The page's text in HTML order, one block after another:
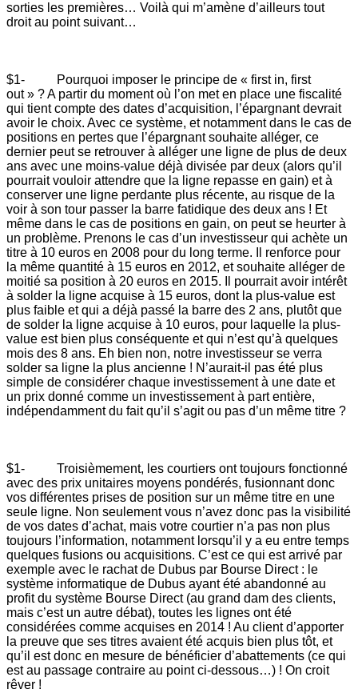
sorties les premières… Voilà qui m’amène d’ailleurs tout
droit au point suivant…
$1- Pourquoi imposer le principe de « first in, first
out » ? A partir du moment où l’on met en place une fiscalité
qui tient compte des dates d’acquisition, l’épargnant devrait
avoir le choix. Avec ce système, et notamment dans le cas de
positions en pertes que l’épargnant souhaite alléger, ce
dernier peut se retrouver à alléger une ligne de plus de deux
ans avec une moins-value déjà divisée par deux (alors qu’il
pourrait vouloir attendre que la ligne repasse en gain) et à
conserver une ligne perdante plus récente, au risque de la
voir à son tour passer la barre fatidique des deux ans ! Et
même dans le cas de positions en gain, on peut se heurter à
un problème. Prenons le cas d’un investisseur qui achète un
titre à 10 euros en 2008 pour du long terme. Il renforce pour
la même quantité à 15 euros en 2012, et souhaite alléger de
moitié sa position à 20 euros en 2015. Il pourrait avoir intérêt
à solder la ligne acquise à 15 euros, dont la plus-value est
plus faible et qui a déjà passé la barre des 2 ans, plutôt que
de solder la ligne acquise à 10 euros, pour laquelle la plus-
value est bien plus conséquente et qui n’est qu’à quelques
mois des 8 ans. Eh bien non, notre investisseur se verra
solder sa ligne la plus ancienne ! N’aurait-il pas été plus
simple de considérer chaque investissement à une date et
un prix donné comme un investissement à part entière,
indépendamment du fait qu’il s’agit ou pas d’un même titre ?
$1- Troisièmement, les courtiers ont toujours fonctionné
avec des prix unitaires moyens pondérés, fusionnant donc
vos différentes prises de position sur un même titre en une
seule ligne. Non seulement vous n’avez donc pas la visibilité
de vos dates d’achat, mais votre courtier n’a pas non plus
toujours l’information, notamment lorsqu’il y a eu entre temps
quelques fusions ou acquisitions. C’est ce qui est arrivé par
exemple avec le rachat de Dubus par Bourse Direct : le
système informatique de Dubus ayant été abandonné au
profit du système Bourse Direct (au grand dam des clients,
mais c’est un autre débat), toutes les lignes ont été
considérées comme acquises en 2014 ! Au client d’apporter
la preuve que ses titres avaient été acquis bien plus tôt, et
qu’il est donc en mesure de bénéficier d’abattements (ce qui
est au passage contraire au point ci-dessous…) ! On croit
rêver !